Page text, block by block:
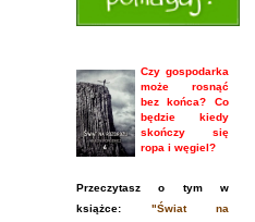
Czy gospodarka
może rosnąć
bez końca? Co
będzie kiedy
skończy się
ropa i węgiel?
Przeczytasz o tym w
książce: "Świat na